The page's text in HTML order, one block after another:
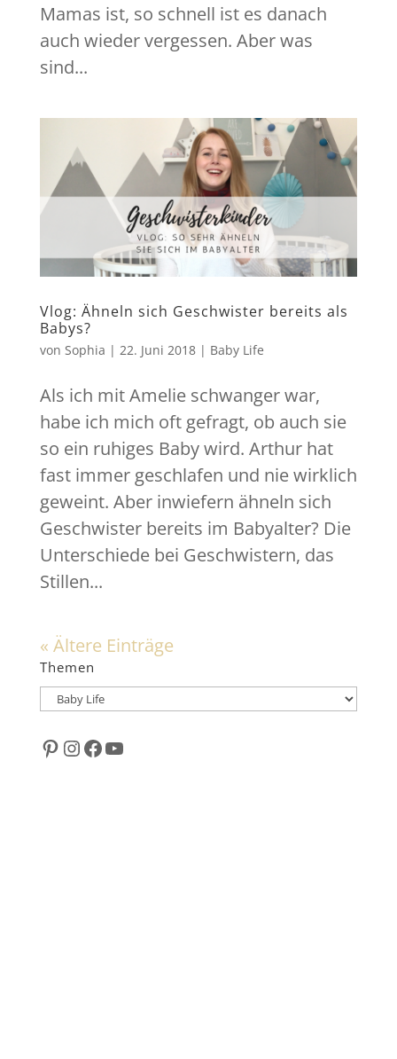
Mamas ist, so schnell ist es danach
auch wieder vergessen. Aber was
sind...
Vlog: Ähneln sich Geschwister bereits als
Babys?
von Sophia | 22. Juni 2018| Baby Life
Als ich mit Amelie schwanger war,
habe ich mich oft gefragt, ob auch sie
so ein ruhiges Baby wird. Arthur hat
fast immer geschlafen und nie wirklich
geweint. Aber inwiefern ähneln sich
Geschwister bereits im Babyalter? Die
Unterschiede bei Geschwistern, das
Stillen...
« Ältere Einträge
Themen
Themen
Pinterest
Instagram
Facebook
YouTube